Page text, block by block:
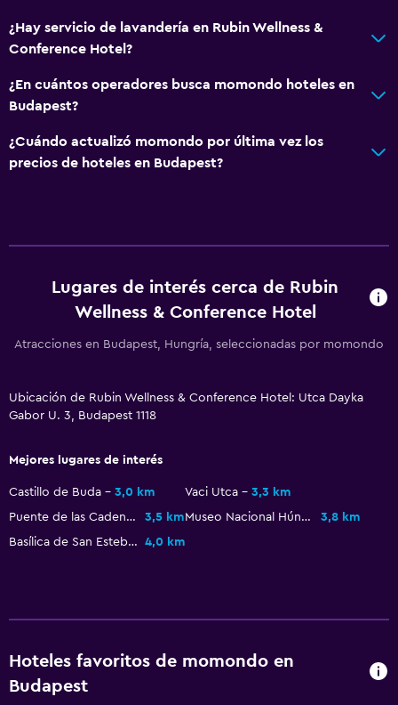
Solárium
Teléfono
Áreas designadas para fumadores
Mascotas permitidas bajo consulta (pueden aplicar cargos
extra)
Ascensor disponible
Estacionamiento accesible
Plantas superiores accesibles por ascensor
Baño privado
¿Hay servicio de lavandería en Rubin Wellness &
Conference Hotel?
¿En cuántos operadores busca momondo hoteles en
Budapest?
¿Cuándo actualizó momondo por última vez los
precios de hoteles en Budapest?
Lugares de interés cerca de Rubin
Wellness & Conference Hotel
Atracciones en Budapest, Hungría, seleccionadas por momondo
Ubicación de Rubin Wellness & Conference Hotel: Utca Dayka
Gabor U. 3, Budapest 1118
Mejores lugares de interés
Castillo de Buda 3,0 km Vaci Utca
3,3 km
Puente de las Cadenas
3,5 km Museo Nacional Húngaro
3,8 km
Basílica de San Esteban
4,0 km
Hoteles favoritos de momondo en
Budapest